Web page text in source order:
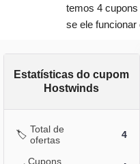
temos 4
se ele
Estatísticas do cupom
Hostwinds
🏷️ Total de
ofertas
4
Cupons